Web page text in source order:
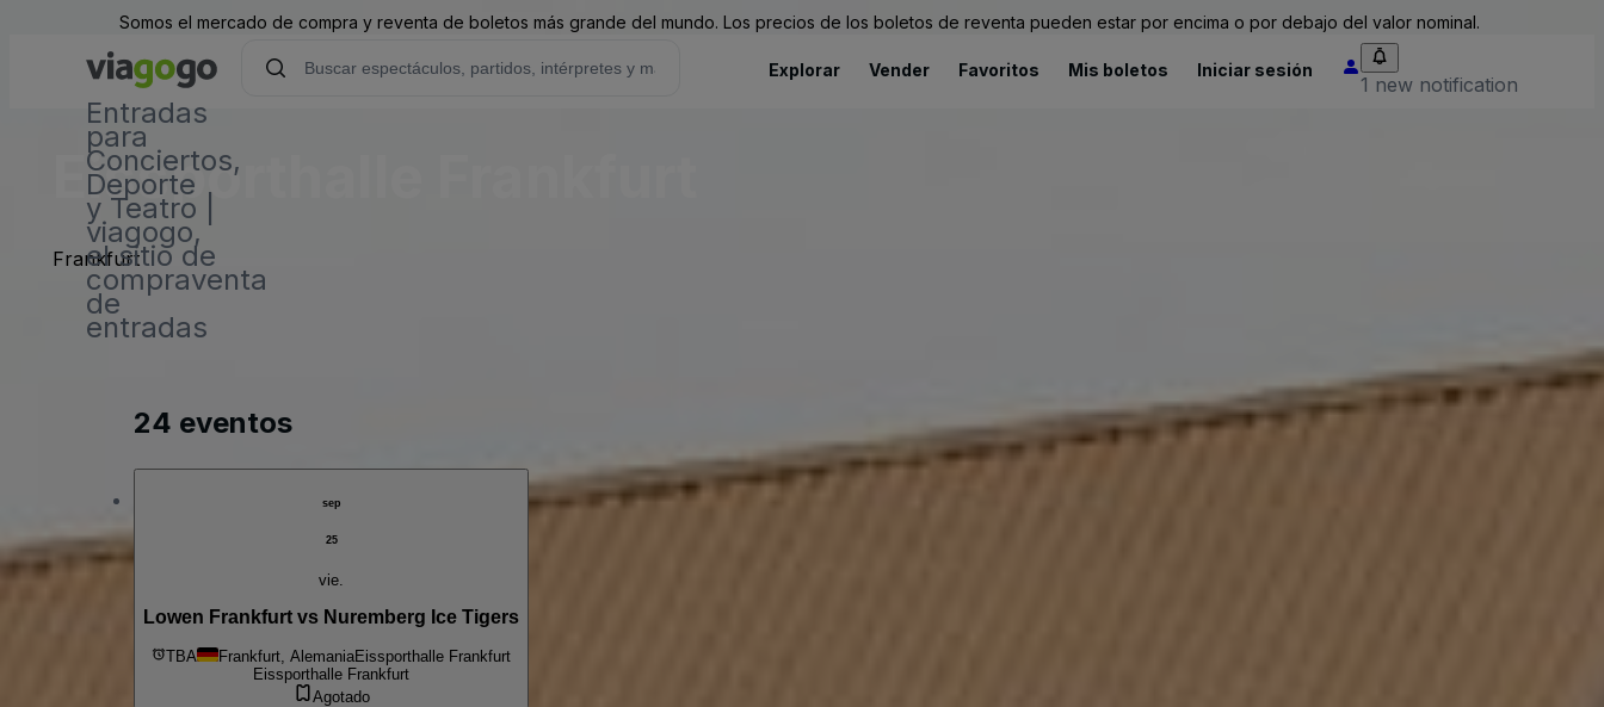
Somos el mercado de compra y reventa de boletos más grande del mundo. Los precios de los boletos de reventa pueden estar por encima o por debajo del valor nominal.
Entradas
para
Conciertos,
Deporte
y Teatro |
viagogo,
el sitio de
compraventa
de
entradas
Explorar Vender Favoritos Mis boletos Iniciar sesión
1 new notification
Eissporthalle Frankfurt
Frankfurt
24 eventos
sep
25
vie.
Lowen Frankfurt vs Nuremberg Ice Tigers
TBA Frankfurt, AlemaniaEissporthalle Frankfurt
Eissporthalle Frankfurt
Agotado